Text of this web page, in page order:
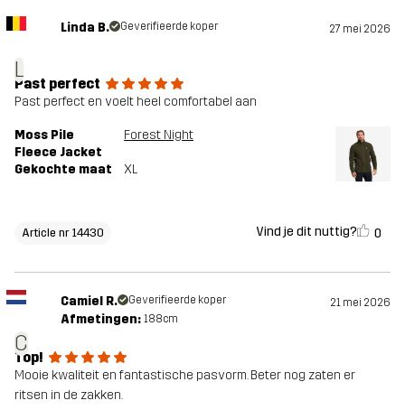
L
Linda B. Geverifieerde koper 27 mei 2026
Past perfect
Past perfect en voelt heel comfortabel aan
Moss Pile
Fleece Jacket
Forest Night
Gekochte maat XL
Article nr 14430 Vind je dit nuttig? 0
C
Camiel R. Geverifieerde koper 21 mei 2026
Afmetingen: 188cm
Top!
Mooie kwaliteit en fantastische pasvorm. Beter nog zaten er
ritsen in de zakken.